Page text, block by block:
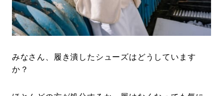
みなさん、履き潰したシューズはどうしています
か？